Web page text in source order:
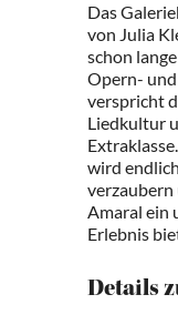
Das
von Julia
schon
Opern-
verspricht
Liedkultur
wird
verzaubern
Amaral ein
Erlebnis
Details